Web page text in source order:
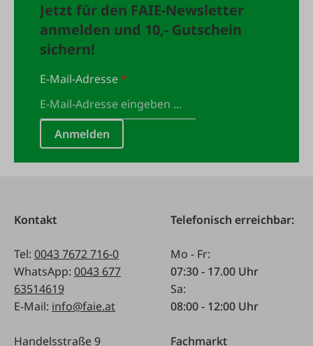
Jetzt für den FAIE-Newsletter
anmelden und 10,- Gutschein
sichern!
E-Mail-Adresse*
Anmelden
Kontakt
Tel: 0043 7672 716-0
WhatsApp: 0043 677
63514619
E-Mail: info@faie.at
Handelsstraße 9
Telefonisch erreichbar:
Mo - Fr:
07:30 - 17.00 Uhr
Sa:
08:00 - 12:00 Uhr
Fachmarkt